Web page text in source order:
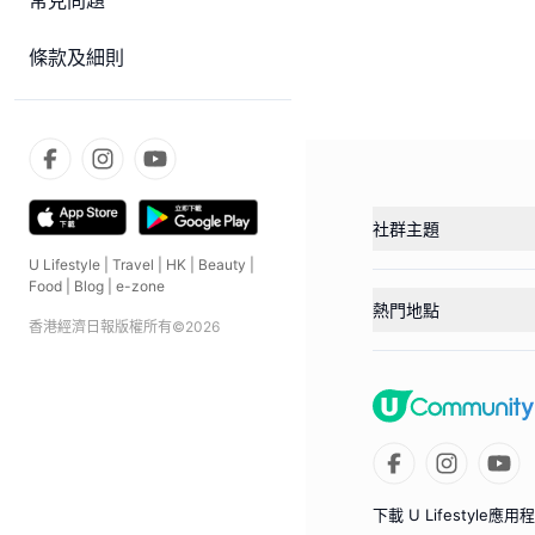
條款及細則
U Lifestyle Travel HK Beauty
Food
Blog e-zone
香港經濟日報版權所有©2026
社群主題
熱門地點
下載 U Lifestyle應用